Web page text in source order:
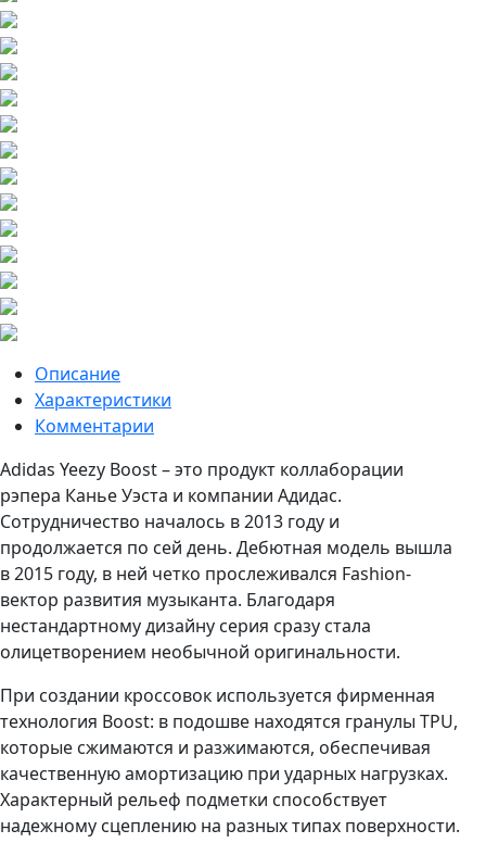
Описание
Характеристики
Комментарии
Adidas Yeezy Boost – это продукт коллаборации
рэпера Канье Уэста и компании Адидас.
Сотрудничество началось в 2013 году и
продолжается по сей день. Дебютная модель вышла
в 2015 году, в ней четко прослеживался Fashion-
вектор развития музыканта. Благодаря
нестандартному дизайну серия сразу стала
олицетворением необычной оригинальности.
При создании кроссовок используется фирменная
технология Boost: в подошве находятся гранулы TPU,
которые сжимаются и разжимаются, обеспечивая
качественную амортизацию при ударных нагрузках.
Характерный рельеф подметки способствует
надежному сцеплению на разных типах поверхности.